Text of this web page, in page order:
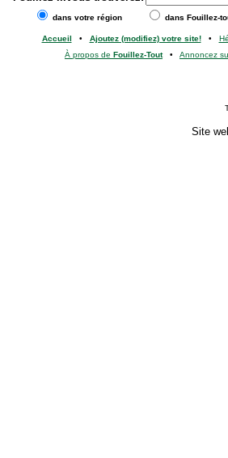
dans votre région dans Fouillez-
Accueil • Ajoutez (modifiez) votre site!•
À propos de Fouillez-Tout• Annoncez
Site